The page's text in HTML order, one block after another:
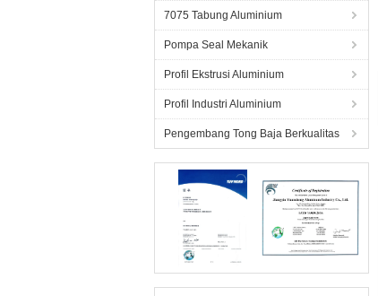
7075 Tabung Aluminium
Pompa Seal Mekanik
Profil Ekstrusi Aluminium
Profil Industri Aluminium
Pengembang Tong Baja Berkualitas